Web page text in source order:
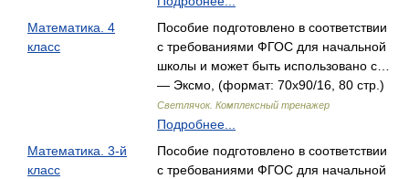
Математика. 4
класс
Пособие подготовлено в соответствии
с требованиями ФГОС для начальной
школы и может быть использовано с…
— Эксмо, (формат: 70x90/16, 80 стр.)
Светлячок. Комплексный тренажер
Подробнее...
Математика. 3-й
класс
Пособие подготовлено в соответствии
с требованиями ФГОС для начальной